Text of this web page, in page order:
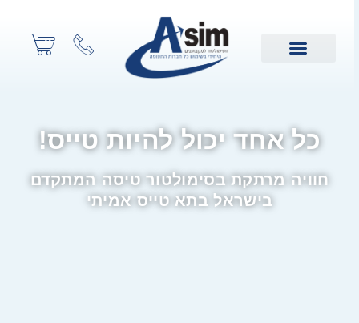
כל אחד יכול להיות טייס!
חוויה מרתקת בסימולטור טיסה המתקדם
בישראל בתא טייס אמיתי